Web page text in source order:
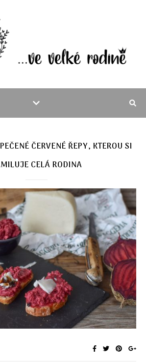
ČERVENÉ ŘEPY, KTEROU SI
CELÁ RODINA